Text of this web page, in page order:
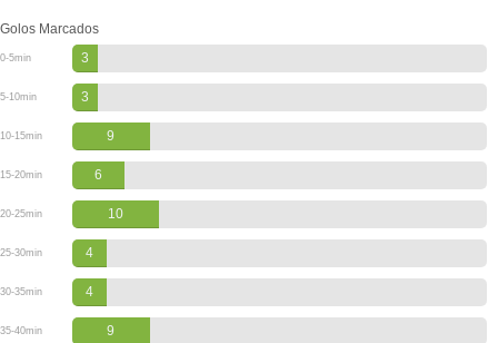
Golos Marcados
0-5min 3
5-10min 3
10-15min 9
15-20min 6
20-25min 10
25-30min 4
30-35min 4
35-40min 9